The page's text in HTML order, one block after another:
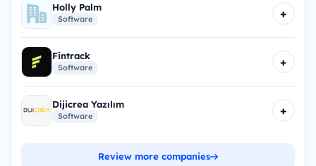
Holly Palm
Software +
Fintrack
Software +
Dijicrea Yazılım
Software +
Review more companies